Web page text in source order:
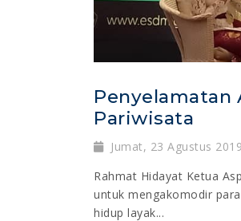
Penyelamatan
Pariwisata
Jumat, 23 Agustus 2019
Rahmat Hidayat Ketua
untuk mengakomodir
hidup layak...